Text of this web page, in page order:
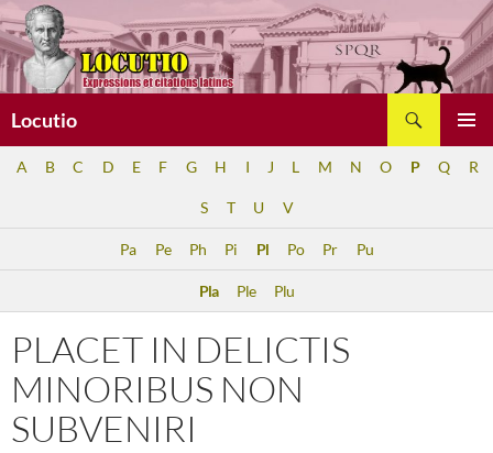
Aller
au
contenu
Locutio
A B C D E F G H I J L M N O P Q R
S T U V
Pa Pe Ph Pi Pl Po Pr Pu
Pla Ple Plu
PLACET IN DELICTIS
MINORIBUS NON
SUBVENIRI